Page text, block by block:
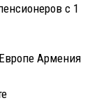
с 1
Армения